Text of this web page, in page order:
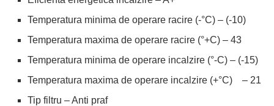
Temperatura minima de operare racire (-°C) – (-10)
Temperatura maxima de operare racire (°+C) – 43
Temperatura minima de operare incalzire (°-C) – (-15)
Temperatura maxima de operare incalzire (+°C) – 21
Tip filtru – Anti praf